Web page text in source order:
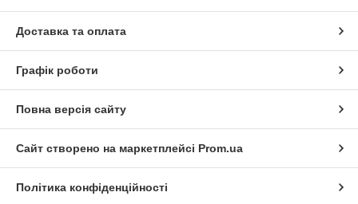
Доставка та оплата
Графік роботи
Повна версія сайту
Сайт створено на маркетплейсі Prom.ua
Політика конфіденційності